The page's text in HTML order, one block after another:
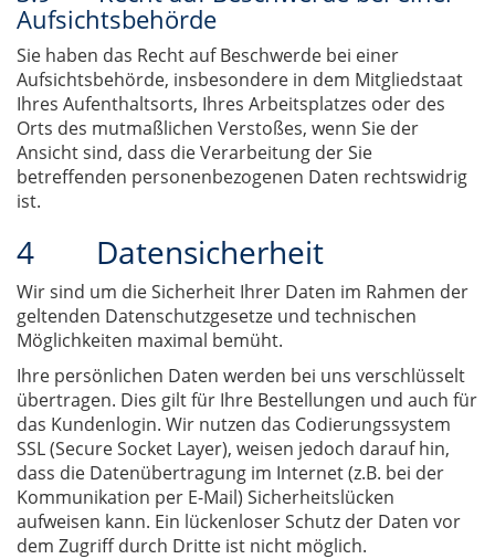
Aufsichtsbehörde
Sie haben das Recht auf Beschwerde bei einer
Aufsichtsbehörde, insbesondere in dem Mitgliedstaat
Ihres Aufenthaltsorts, Ihres Arbeitsplatzes oder des
Orts des mutmaßlichen Verstoßes, wenn Sie der
Ansicht sind, dass die Verarbeitung der Sie
betreffenden personenbezogenen Daten rechtswidrig
ist.
4 Datensicherheit
Wir sind um die Sicherheit Ihrer Daten im Rahmen der
geltenden Datenschutzgesetze und technischen
Möglichkeiten maximal bemüht.
Ihre persönlichen Daten werden bei uns verschlüsselt
übertragen. Dies gilt für Ihre Bestellungen und auch für
das Kundenlogin. Wir nutzen das Codierungssystem
SSL (Secure Socket Layer), weisen jedoch darauf hin,
dass die Datenübertragung im Internet (z.B. bei der
Kommunikation per E-Mail) Sicherheitslücken
aufweisen kann. Ein lückenloser Schutz der Daten vor
dem Zugriff durch Dritte ist nicht möglich.